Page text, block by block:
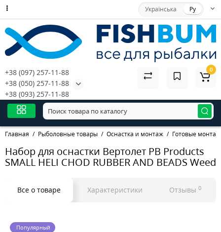
Українська Ру
+38 (097) 257-11-88
+38 (050) 257-11-88
+38 (093) 257-11-88
0
Главная Рыболовные товары Оснастка и монтаж Готовые
Набор для оснастки Вертолет PB Products
SMALL HELI CHOD RUBBER AND BEADS Weed
Все о товаре Характеристики Отзывы 0
Популярный